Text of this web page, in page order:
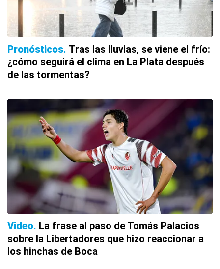
Pronósticos Tras las lluvias, se viene el frío:
¿cómo seguirá el clima en La Plata después
de las tormentas?
Video La frase al paso de Tomás Palacios
sobre la Libertadores que hizo reaccionar a
los hinchas de Boca